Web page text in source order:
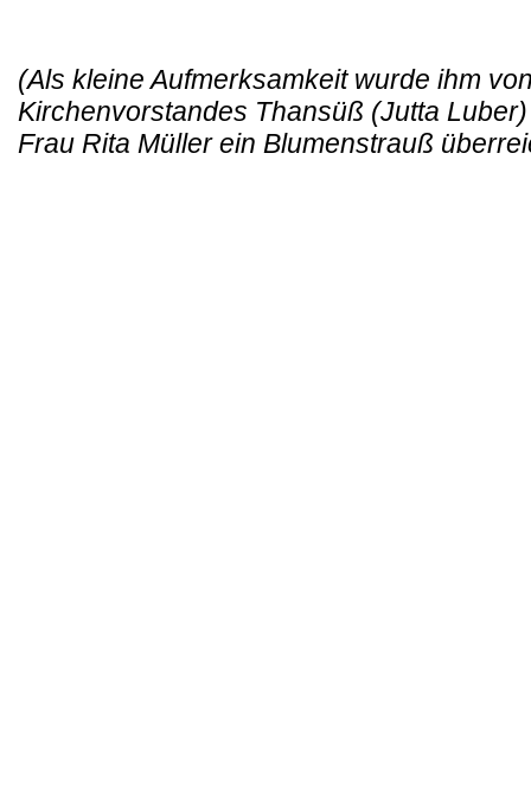
(Als kleine Aufmerksamkeit wurde ihm
Kirchenvorstandes Thansüß (Jutta Luber
Frau Rita Müller ein Blumenstrauß